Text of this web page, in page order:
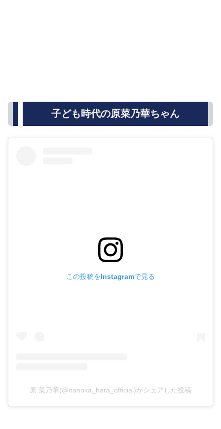
子ども時代の原菜乃華ちゃん
この投稿をInstagramで見る
原 菜乃華(@nanoka_hara_official)がシェアした投稿